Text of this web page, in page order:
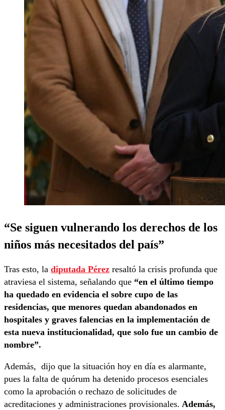
“Se siguen vulnerando los derechos de los
niños más necesitados del país”
Tras esto, la diputada Pérez resaltó la crisis profunda que
atraviesa el sistema, señalando que “en el último tiempo
ha quedado en evidencia el sobre cupo de las
residencias, que menores quedan abandonados en
hospitales y graves falencias en la implementación de
esta nueva institucionalidad, que solo fue un cambio de
nombre”.
Además, dijo que la situación hoy en día es alarmante,
pues la falta de quórum ha detenido procesos esenciales
como la aprobación o rechazo de solicitudes de
acreditaciones y administraciones provisionales. Además,